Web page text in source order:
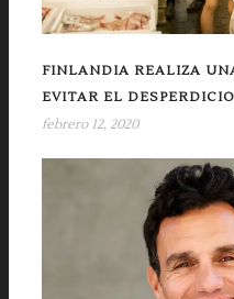
FINLANDIA REALIZA
EVITAR EL
febrero 12, 2020